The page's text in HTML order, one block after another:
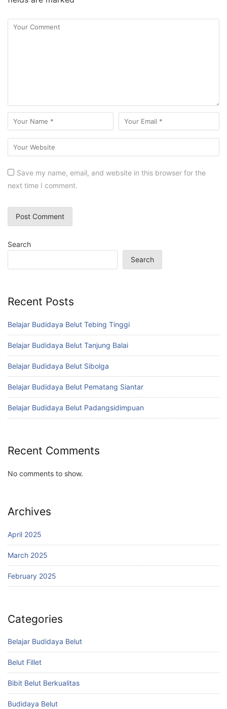
Save my name, email, and website in this browser for the
next time I comment.
Search
Search
Recent Posts
Belajar Budidaya Belut Tebing Tinggi
Belajar Budidaya Belut Tanjung Balai
Belajar Budidaya Belut Sibolga
Belajar Budidaya Belut Pematang Siantar
Belajar Budidaya Belut Padangsidimpuan
Recent Comments
No comments to show.
Archives
April 2025
March 2025
February 2025
Categories
Belajar Budidaya Belut
Belut Fillet
Bibit Belut Berkualitas
Budidaya Belut